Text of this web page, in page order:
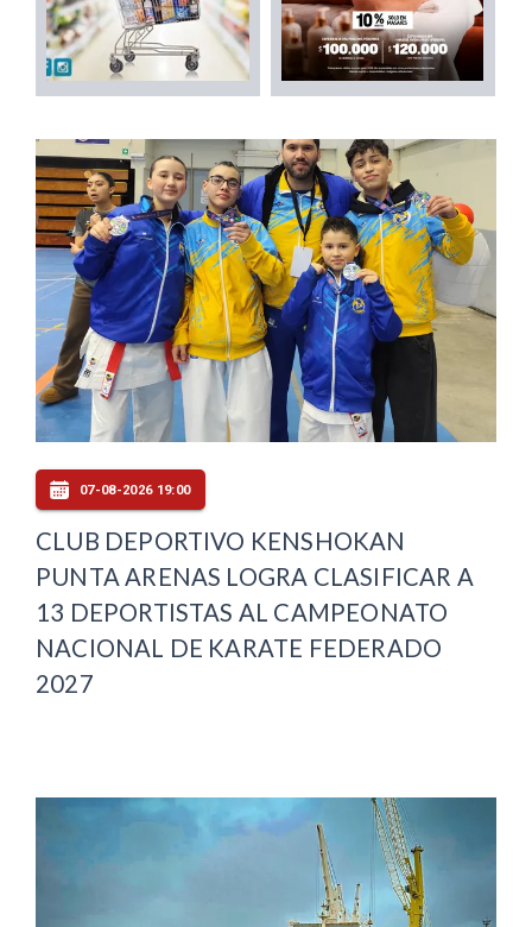
07-08-2026 19:00
CLUB DEPORTIVO KENSHOKAN
PUNTA ARENAS LOGRA CLASIFICAR A
13 DEPORTISTAS AL CAMPEONATO
NACIONAL DE KARATE FEDERADO
2027